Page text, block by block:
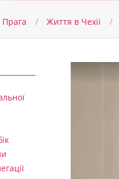
Прага Життя в Чеxії